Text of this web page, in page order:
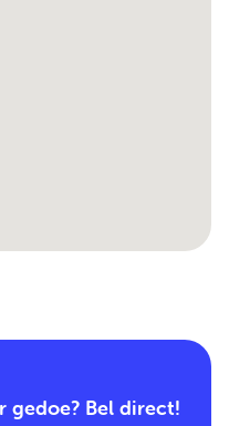
gedoe? Bel direct!